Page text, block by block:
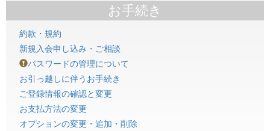
お手続き
約款・規約
新規入会申し込み・ご相談
パスワードの管理について
お引っ越しに伴うお手続き
ご登録情報の確認と変更
お支払方法の変更
オプションの変更・追加・削除